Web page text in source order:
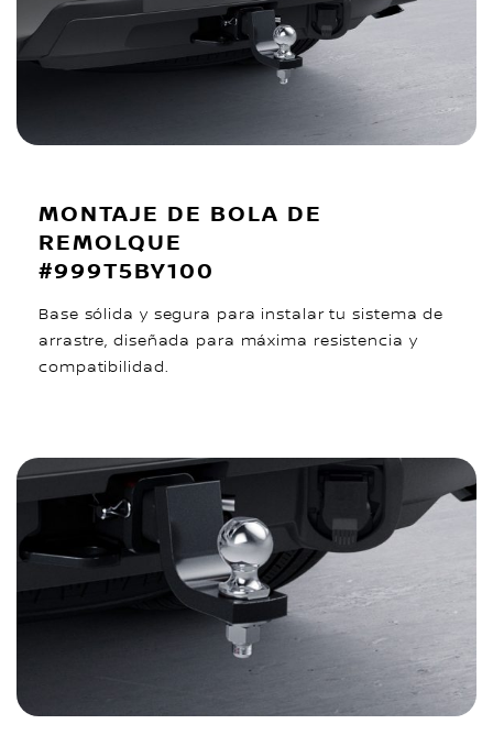
MONTAJE DE BOLA DE
REMOLQUE
#999T5BY100
Base sólida y segura para instalar tu sistema de
arrastre, diseñada para máxima resistencia y
compatibilidad.